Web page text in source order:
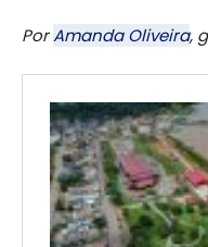
PorAmanda Oliveira,